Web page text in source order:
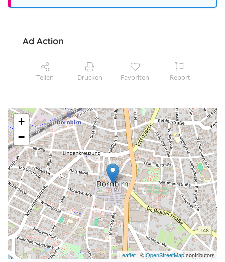
Ad Action
Teilen Drucken Favoriten Report
+
−
Leaflet | ©OpenStreetMapcontributors